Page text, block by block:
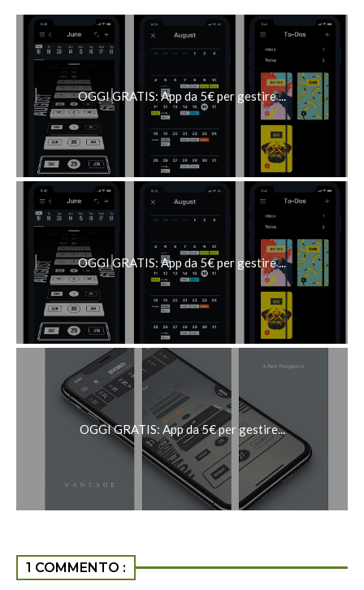
OGGI GRATIS: App da 5€ per gestire ...
OGGI GRATIS: App da 5€ per gestire ...
OGGI GRATIS: App da 5€ per gestire...
1 COMMENTO :